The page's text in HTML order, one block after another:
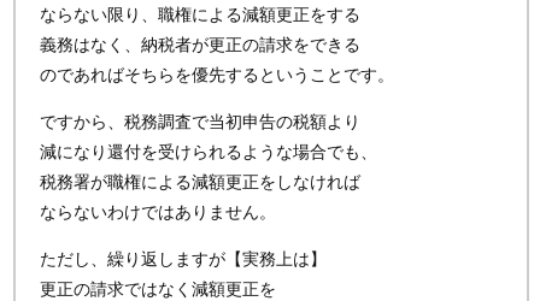
ならない限り、職権による減額更正をする
義務はなく、納税者が更正の請求をできる
のであればそちらを優先するということです。
ですから、税務調査で当初申告の税額より
減になり還付を受けられるような場合でも、
税務署が職権による減額更正をしなければ
ならないわけではありません。
ただし、繰り返しますが【実務上は】
更正の請求ではなく減額更正を